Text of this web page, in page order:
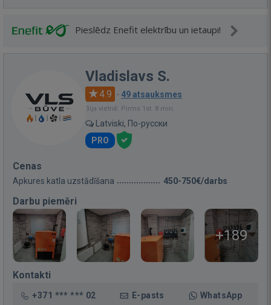
Pieslēdz Enefit elektrību un ietaupi!
Vladislavs S.
4.9 · 49 atsauksmes
Bija vietnē: Pirms 1st. 8 min.
Latviski, По-русски
PRO
Cenas
Apkures katla uzstādīšana 450-750€/darbs
Darbu piemēri
+189
Kontakti
+371 *** *** 02 E-pasts WhatsApp